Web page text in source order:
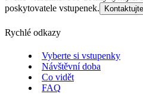
poskytovatele vstupenek.
Rychlé odkazy
Vyberte si vstupenky
Návštěvní doba
Co vidět
FAQ